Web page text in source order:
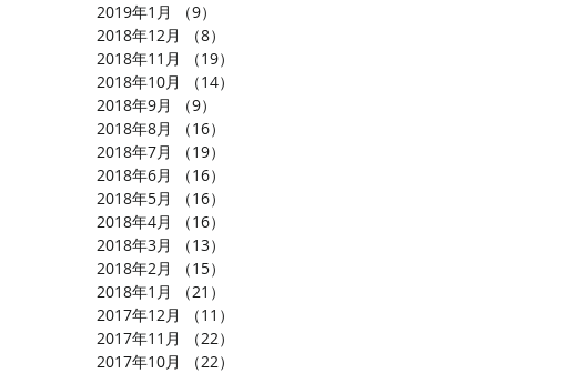
2019年1月
（9）
2018年12月
（8）
2018年11月
（19）
2018年10月
（14）
2018年9月
（9）
2018年8月
（16）
2018年7月
（19）
2018年6月
（16）
2018年5月
（16）
2018年4月
（16）
2018年3月
（13）
2018年2月
（15）
2018年1月
（21）
2017年12月
（11）
2017年11月
（22）
2017年10月
（22）